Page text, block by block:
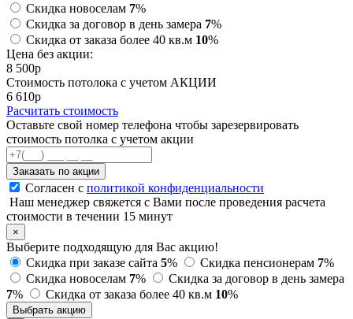
Скидка новоселам 7%
Скидка за договор в день замера 7%
Скидка от заказа более 40 кв.м 10%
Цена без акции:
8 500p
Стоимость потолока с учетом АКЦИИ
6 610p
Расчитать стоимость
Оставьте свой номер телефона чтобы зарезервировать
стоимость потолка с учетом акции
Заказать по акции
Согласен с политикой конфиденциальности
Наш менеджер свяжется с Вами после проведения расчета
стоимости в течении 15 минут
×
Выберите подходящую для Вас акцию!
Скидка при заказе сайта 5% Скидка пенсионерам 7%
Скидка новоселам 7%
Скидка за договор в день замера
7% Скидка от заказа более 40 кв.м 10%
Выбрать акцию